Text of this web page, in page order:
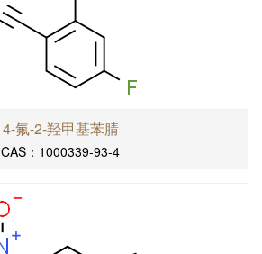
4-氟-2-羟甲基苯腈
CAS：1000339-93-4